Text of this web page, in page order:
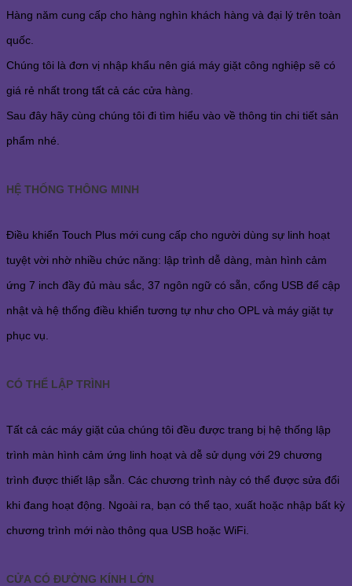
Hàng năm cung cấp cho hàng nghìn khách hàng và đại lý trên toàn
quốc.
Chúng tôi là đơn vị nhập khẩu nên giá máy giặt công nghiệp sẽ có
giá rẻ nhất trong tất cả các cửa hàng.
Sau đây hãy cùng chúng tôi đi tìm hiểu vào về thông tin chi tiết sản
phẩm nhé.
HỆ THỐNG THÔNG MINH
Điều khiển Touch Plus mới cung cấp cho người dùng sự linh hoạt
tuyệt vời nhờ nhiều chức năng: lập trình dễ dàng, màn hình cảm
ứng 7 inch đầy đủ màu sắc, 37 ngôn ngữ có sẵn, cổng USB để cập
nhật và hệ thống điều khiển tương tự như cho OPL và máy giặt tự
phục vụ.
CÓ THỂ LẬP TRÌNH
Tất cả các máy giặt của chúng tôi đều được trang bị hệ thống lập
trình màn hình cảm ứng linh hoạt và dễ sử dụng với 29 chương
trình được thiết lập sẵn. Các chương trình này có thể được sửa đổi
khi đang hoạt động. Ngoài ra, bạn có thể tạo, xuất hoặc nhập bất kỳ
chương trình mới nào thông qua USB hoặc WiFi.
CỬA CÓ ĐƯỜNG KÍNH LỚN